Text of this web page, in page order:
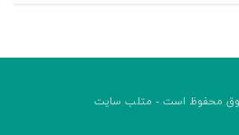
محفوظ است - متلب سایت